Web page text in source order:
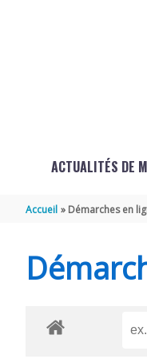
ACTUALITÉS DE
Accueil Démarches en